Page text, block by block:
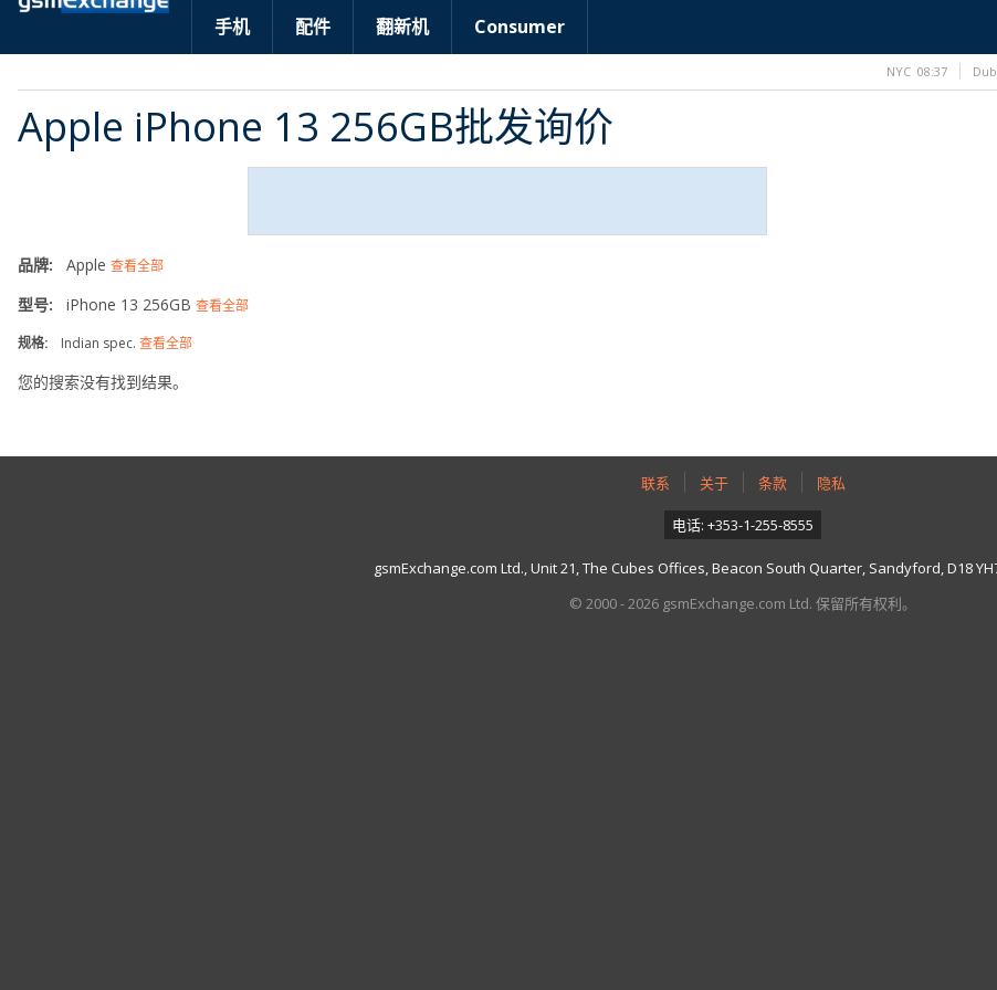
手机 配件 翻新机 Consumer
Apple iPhone 13 256GB批发询价
品牌: Apple 查看全部
型号: iPhone 13 256GB 查看全部
规格:
Indian spec. 查看全部
您的搜索没有找到结果。
联系 关于 条款 隐私
电话: +353-1-255-8555
gsmExchange.com Ltd., Unit 21, The Cubes Offices, Beacon South Quarter, Sandyford, D18
© 2000 - 2026 gsmExchange.com Ltd. 保留所有权利。
NYC 08:37